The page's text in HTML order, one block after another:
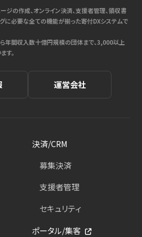
ジの作成、オンライン決済、支援者管理、領収書
に必要な全ての機能が揃った寄付DXシステムで
年間収入数十億円規模の団体まで、3,000以上
す。
運営会社
決済/CRM
募集決済
支援者管理
セキュリティ
ポータル/集客